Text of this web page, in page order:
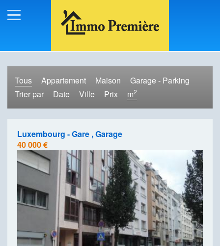
Tous Appartement Maison
Garage - Parking
Trier par
Date Ville Prix m2
Luxembourg - Gare , Garage
40 000 €